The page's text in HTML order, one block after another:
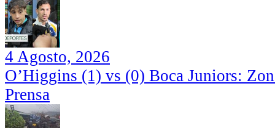
4 Agosto, 2026
O’Higgins (1) vs (0) Boca Juniors:
Prensa